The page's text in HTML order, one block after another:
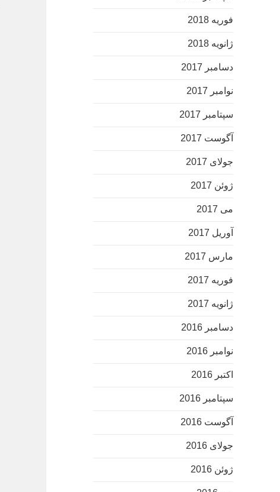
فوریه 2018
ژانویه 2018
دسامبر 2017
نوامبر 2017
سپتامبر 2017
آگوست 2017
جولای 2017
ژوئن 2017
می 2017
آوریل 2017
مارس 2017
فوریه 2017
ژانویه 2017
دسامبر 2016
نوامبر 2016
اکتبر 2016
سپتامبر 2016
آگوست 2016
جولای 2016
ژوئن 2016